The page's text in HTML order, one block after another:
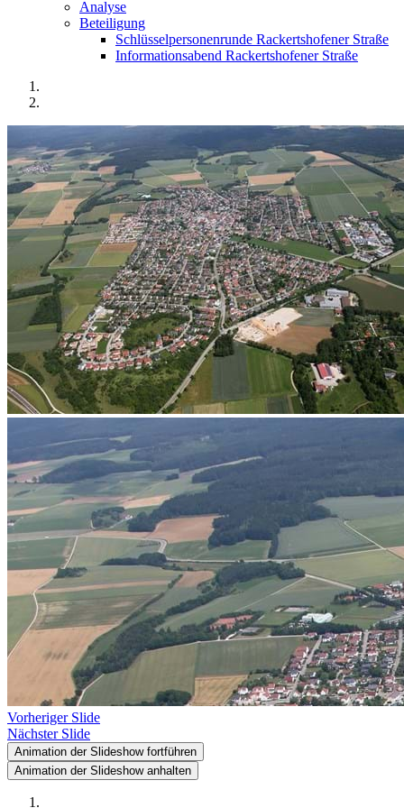
Analyse
Beteiligung
Schlüsselpersonenrunde Rackertshofener Straße
Informationsabend Rackertshofener Straße
Vorheriger Slide
Nächster Slide
Animation der Slideshow fortführen
Animation der Slideshow anhalten